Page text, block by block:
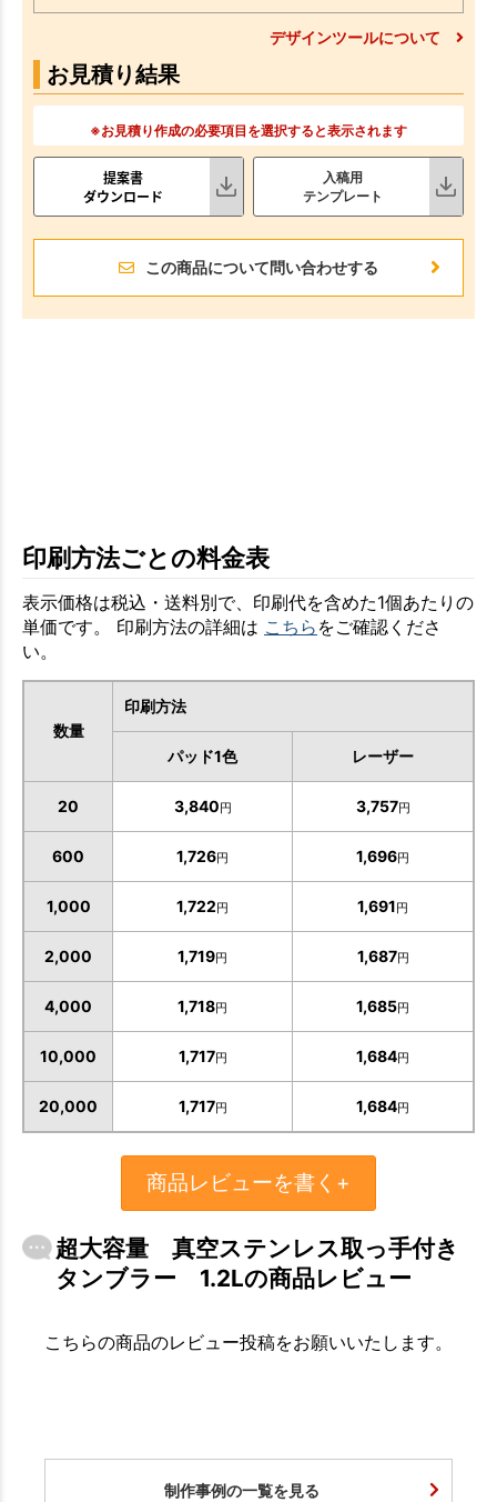
デザインツールについて
お見積り結果
※お見積り作成の必要項目を選択すると表示されます
提案書
ダウンロード
入稿用
テンプレート
この商品について問い合わせする
印刷方法ごとの料金表
表示価格は税込・送料別で、印刷代を含めた1個あたりの
単価です。 印刷方法の詳細は こちら をご確認くださ
い。
数量
印刷方法
パッド1色 レーザー
20 3,840円 3,757円
600 1,726円 1,696円
1,000 1,722円 1,691円
2,000 1,719円 1,687円
4,000 1,718円 1,685円
10,000 1,717円 1,684円
20,000 1,717円 1,684円
商品レビューを書く+
超大容量 真空ステンレス取っ手付き
タンブラー 1.2Lの商品レビュー
こちらの商品のレビュー投稿をお願いいたします。
制作事例の一覧を見る